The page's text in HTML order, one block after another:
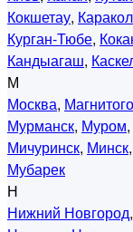
Кокшетау, Каракол
Курган-Тюбе,
Кандыагаш,
М
Москва,
Мурманск, Муром,
Мичуринск, Минск,
Мубарек
Н
Нижний Новгород,